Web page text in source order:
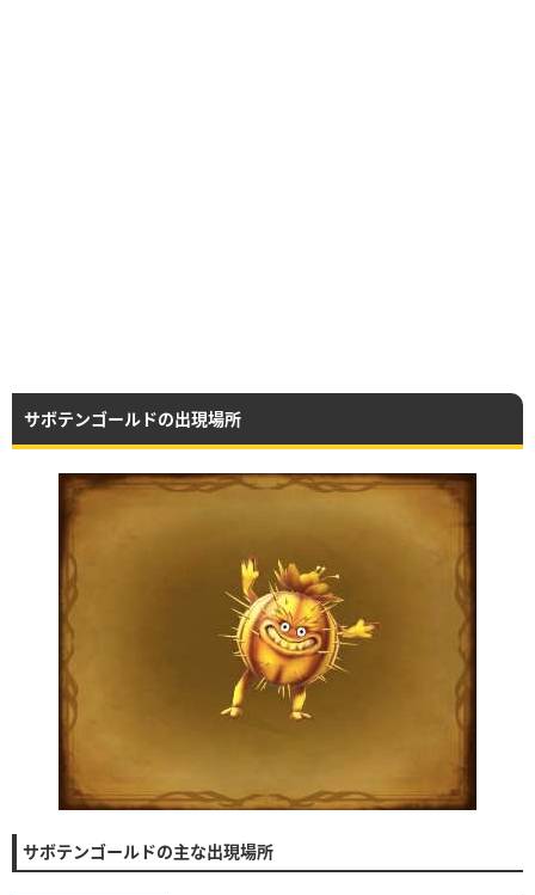
サボテンゴールドの出現場所
サボテンゴールドの主な出現場所